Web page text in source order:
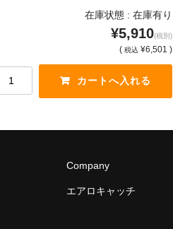
在庫状態 : 在庫有り
¥5,910(税別)
( 税込 ¥6,501 )
Company
エアロキャッチ